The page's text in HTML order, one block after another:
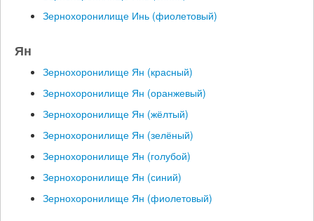
Зернохоронилище Инь (фиолетовый)
Ян
Зернохоронилище Ян (красный)
Зернохоронилище Ян (оранжевый)
Зернохоронилище Ян (жёлтый)
Зернохоронилище Ян (зелёный)
Зернохоронилище Ян (голубой)
Зернохоронилище Ян (синий)
Зернохоронилище Ян (фиолетовый)